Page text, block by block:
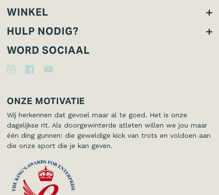
Over ZONE3
Duurzaamheid
WINKEL
Wetsuits
Triwear
HULP NODIG?
Verzending & Retour
Garantie
Contact
WORD SOCIAAL
Instagram
FacebookYoutube
ONZE MOTIVATIE
Wij herkennen dat gevoel maar al te goed. Het is onze
dagelijkse rit. Als doorgewinterde atleten willen we jou maar
één ding gunnen: die geweldige kick van trots en voldoen aan
die onze sport die je kan geven.